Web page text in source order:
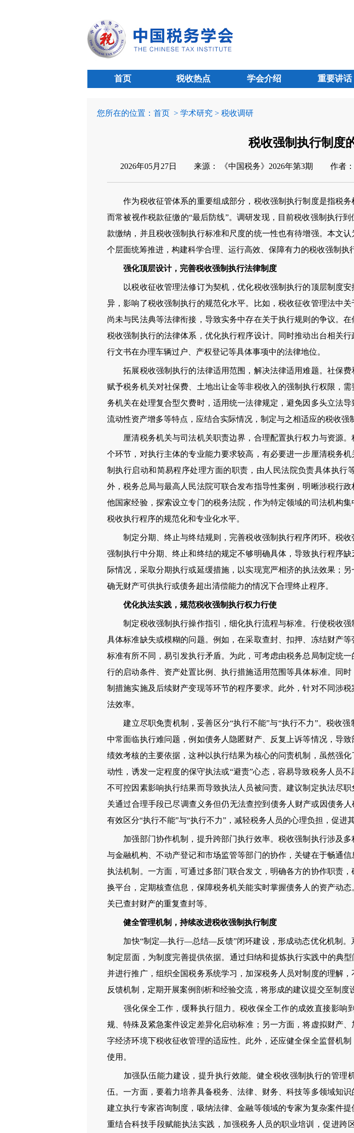
首页 税收热点 学会介绍 重要讲话
您所在的位置： 首页 > 学术研究 > 税收调研
税收强制执行制度
2026年05月27日 来源： 《中国税务》2026年第3期 作者
作为税收征管体系的重要组成部分，税收强制执行制度是指税务
而常被视作税款征缴的“最后防线”。调研发现，目前税收强制执行
款缴纳，并且税收强制执行标准和尺度的统一性也有待增强。本文
个层面统筹推进，构建科学合理、运行高效、保障有力的税收强制执
强化顶层设计，完善税收强制执行法律制度
以税收征收管理法修订为契机，优化税收强制执行的顶层制度安
异，影响了税收强制执行的规范化水平。比如，税收征收管理法中
尚未与民法典等法律衔接，导致实务中存在关于执行规则的争议。
税收强制执行的法律体系，优化执行程序设计。同时推动出台相关
行文书在办理车辆过户、产权登记等具体事项中的法律地位。
拓展税收强制执行的法律适用范围，解决法律适用难题。社保费
赋予税务机关对社保费、土地出让金等非税收入的强制执行权限，
务机关在处理复合型欠费时，适用统一法律规定，避免因多头立法
流动性资产增多等特点，应结合实际情况，制定与之相适应的税收强
厘清税务机关与司法机关职责边界，合理配置执行权力与资源。
个环节，对执行主体的专业能力要求较高，有必要进一步厘清税务
制执行启动和简易程序处理方面的职责，由人民法院负责具体执
外，税务总局与最高人民法院可联合发布指导性案例，明晰涉税行
他国家经验，探索设立专门的税务法院，作为特定领域的司法机构
税收执行程序的规范化和专业化水平。
制定分期、终止与终结规则，完善税收强制执行程序闭环。税收
强制执行中分期、终止和终结的规定不够明确具体，导致执行程序
际情况，采取分期执行或延缓措施，以实现宽严相济的执法效果；
确无财产可供执行或债务超出清偿能力的情况下合理终止程序。
优化执法实践，规范税收强制执行权力行使
制定税收强制执行操作指引，细化执行流程与标准。行使税收强
具体标准缺失或模糊的问题。例如，在采取查封、扣押、冻结财产
标准有所不同，易引发执行矛盾。为此，可考虑由税务总局制定统
行的启动条件、资产处置比例、执行措施适用范围等具体标准。同
制措施实施及后续财产变现等环节的程序要求。此外，针对不同涉
法效率。
建立尽职免责机制，妥善区分“执行不能”与“执行不力”。税收强
中常面临执行难问题，例如债务人隐匿财产、反复上诉等情况，导
绩效考核的主要依据，这种以执行结果为核心的问责机制，虽然强
动性，诱发一定程度的保守执法或“避责”心态，容易导致税务人员
不可控因素影响执行结果而导致执法人员被问责。建议制定执法尽
关通过合理手段已尽调查义务但仍无法查控到债务人财产或因债务
有效区分“执行不能”与“执行不力”，减轻税务人员的心理负担，促进
加强部门协作机制，提升跨部门执行效率。税收强制执行涉及多
与金融机构、不动产登记和市场监管等部门的协作，关键在于畅通
执法机制。一方面，可通过多部门联合发文，明确各方的协作职责
换平台，定期核查信息，保障税务机关能实时掌握债务人的资产动
关已查封财产的重复查封等。
健全管理机制，持续改进税收强制执行制度
加快“制定—执行—总结—反馈”闭环建设，形成动态优化机制。
制定层面，为制度完善提供依据。通过归纳和提炼执行实践中的典
并进行推广，组织全国税务系统学习，加深税务人员对制度的理解
反馈机制，定期开展案例剖析和经验交流，将形成的建议提交至制度
强化保全工作，缓释执行阻力。税收保全工作的成效直接影响
规、特殊及紧急案件设定差异化启动标准；另一方面，将虚拟财产
字经济环境下税收征收管理的适应性。此外，还应健全保全监督机
使用。
加强队伍能力建设，提升执行效能。健全税收强制执行的管理
伍。一方面，要着力培养具备税务、法律、财务、科技等多领域知
建立执行专家咨询制度，吸纳法律、金融等领域的专家为复杂案件
重结合科技手段赋能执法实践，加强税务人员的职业培训，促进跨